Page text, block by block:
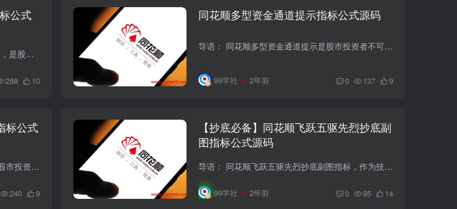
公式
导语： 同花顺量能突起出信号附带KD指标，是股市投资者常用的技术分析工具之一。该指标通过对量能的突起情况和KD指标的综合分析，提供了丰富的交易信号和操作建议。本文将详细解读该指标的计算...
288 10
同花顺多型资金通道提示指标公式源码
导语： 同花顺多型资金通道提示是股市投资者不可或缺的技术分析利器之一，通过多种指标的综合分析，提供了丰富的交易信号和操作建议。本文将详细解读该指标的应用技巧，帮助投资者更加精准地把...
99学社 2年前 0 137 9
标公式
导语： 同花顺波段进攻交叉点提示副图是股市投资者日常必备的技术分析工具之一，能够帮助投资者更准确地把握股票交易的进出点。本文将详细解读该指标的原理和应用，助您在股市波动中游刃有余。 ...
240 9
【抄底必备】同花顺飞跃五驱先烈抄底副
图指标公式源码
导语： 同花顺飞跃五驱先烈抄底副图指标，作为技术分析中的重要工具之一，是股市投资者关注的热门话题之一。通过分析该指标，投资者可以更准确地把握股票的抄底时机，实现投资收益的最大化。本...
99学社 2年前 0 95 14